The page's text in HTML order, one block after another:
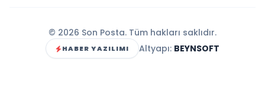
© 2026 Son Posta. Tüm hakları saklıdır.
HABER YAZILIMI Altyapı: BEYNSOFT